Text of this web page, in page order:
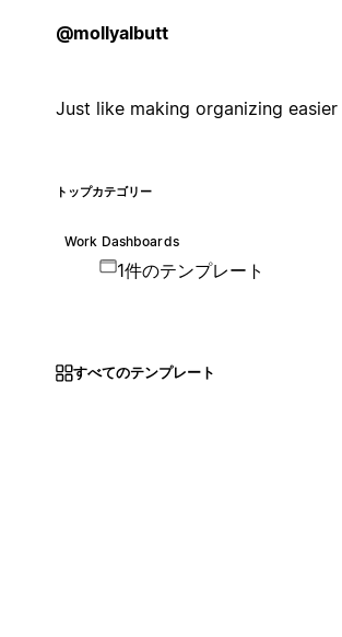
@mollyalbutt
Just like making organizing easier
トップカテゴリー
Work Dashboards
1件のテンプレート
すべてのテンプレート